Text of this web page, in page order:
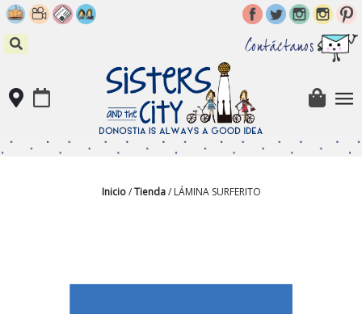
Skip
to
content
Contáctanos
Inicio/Tienda/ LÁMINA SURFERITO